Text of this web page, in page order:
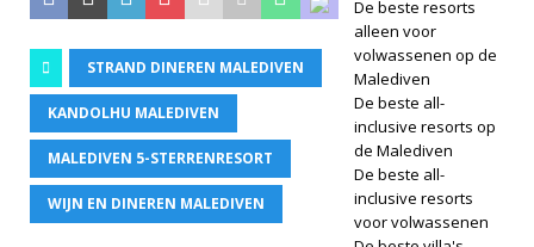
STRAND DINEREN MALEDIVEN
KANDOLHU MALEDIVEN
MALEDIVEN 5-STERRENRESORT
WIJN EN DINEREN MALEDIVEN
De beste resorts
alleen voor
volwassenen op de
Malediven
De beste all-
inclusive resorts op
de Malediven
De beste all-
inclusive resorts
voor volwassenen